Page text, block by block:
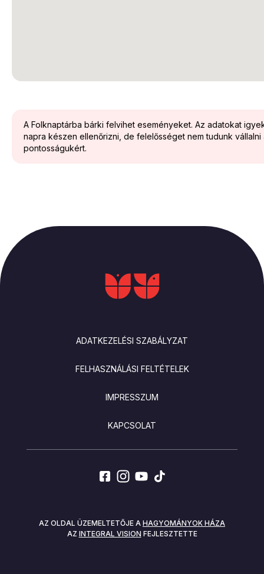
A Folknaptárba bárki felvihet eseményeket. Az adatokat
napra készen ellenőrizni, de felelősséget nem tudunk vállalni
pontosságukért.
ADATKEZELÉSI SZABÁLYZAT
FELHASZNÁLÁSI FELTÉTELEK
IMPRESSZUM
KAPCSOLAT
SOCIALS
AZ OLDAL ÜZEMELTETŐJE A HAGYOMÁNYOK HÁZA
AZ INTEGRAL VISION FEJLESZTETTE